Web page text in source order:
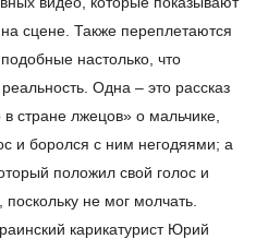
сцене. Также переплетаются
настолько, что
Одна – это рассказ
стране лжецов» о мальчике,
и боролся с ним негодяями; а
положил свой голос и
не мог молчать.
карикатурист Юрий